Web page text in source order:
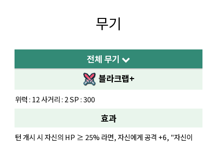
무기
전체 무기
블라크랩+
위력 : 12 사거리 : 2 SP : 300
효과
턴 개시 시 자신의 HP ≥ 25% 라면, 자신에게 공격 +6, "자신이